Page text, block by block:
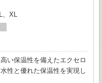
、XL
い保温性を備えたエクセロ
性と優れた保温性を実現し